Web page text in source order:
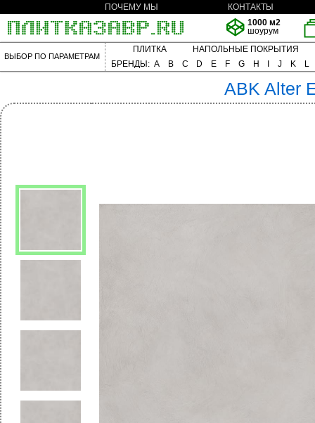
ПОЧЕМУ МЫ
КОНТАКТЫ
1000 м2
шоурум
ВЫБОР ПО ПАРАМЕТРАМ
ПЛИТКА
НАПОЛЬНЫЕ ПОКРЫТИЯ
БРЕНДЫ: A B C D E F G H J K L
ABK Alter